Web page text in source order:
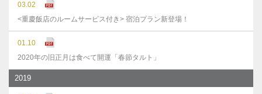
03.02
<重慶飯店のルームサービス付き> 宿泊プラン新登場！
01.10
2020年の旧正月は食べて開運「春節タルト」
2019